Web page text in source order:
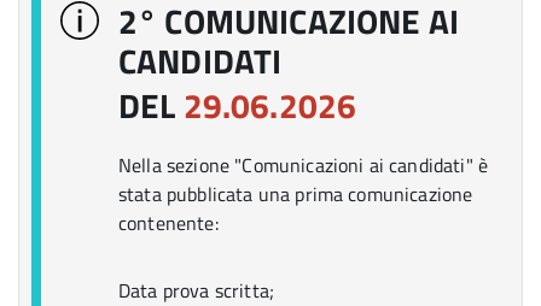
2° COMUNICAZIONE AI
CANDIDATI
DEL29.06.2026
Nella sezione "Comunicazioni ai candidati" è
stata pubblicata una prima comunicazione
contenente:
Data prova scritta;